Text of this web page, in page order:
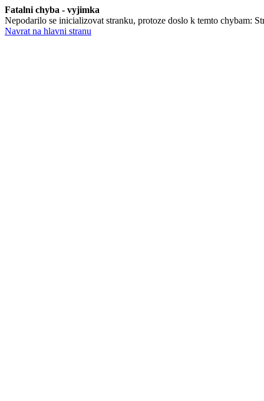
Fatalni chyba - vyjimka
Nepodarilo se inicializovat stranku, protoze doslo k temto chybam:
Navrat na hlavni stranu